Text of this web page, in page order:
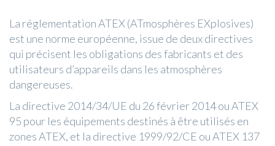
La réglementation ATEX (ATmosphères EXplosives)
est une norme européenne, issue de deux directives
qui précisent les obligations des fabricants et des
utilisateurs d’appareils dans les atmosphères
dangereuses.
La directive 2014/34/UE du 26 février 2014 ou ATEX
95 pour les équipements destinés à être utilisés en
zones ATEX, et la directive 1999/92/CE ou ATEX 137